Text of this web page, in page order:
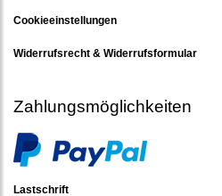
Cookieeinstellungen
Widerrufsrecht & Widerrufsformular
Zahlungsmöglichkeiten
Lastschrift